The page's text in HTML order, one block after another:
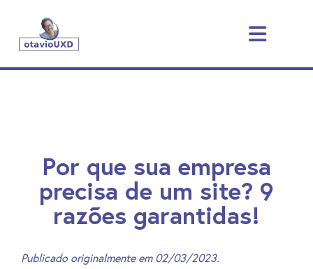
Por que sua empresa
precisa de um site? 9
razões garantidas!
Publicado originalmente em 02/03/2023.